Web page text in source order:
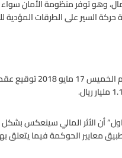
وهو توفر منظومة الأمان
السير على الطرقات المؤدية
أن الأثر المالي سينعكس بشكل